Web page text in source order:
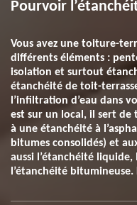
Pourvoir
Vous avez une toiture-
différents éléments :
isolation et surtout
étanchéité de toit-
l’infiltration d’eau dans
est sur un local, il sert de
à une étanchéité à
bitumes consolidés) et
aussi l’étanchéité
l’étanchéité